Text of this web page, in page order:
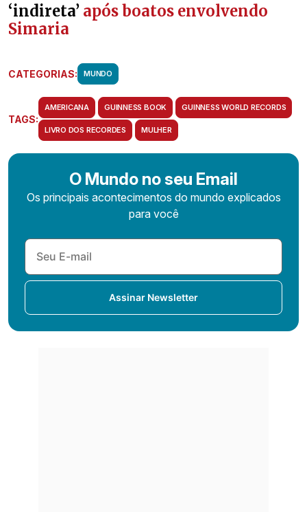
‘indireta’ após boatos envolvendo
Simaria
CATEGORIAS: MUNDO
TAGS:
AMERICANA GUINNESS BOOK GUINNESS WORLD RECORDS
LIVRO DOS RECORDES MULHER
O Mundo no seu Email
Os principais acontecimentos do mundo explicados
para você
Assinar Newsletter